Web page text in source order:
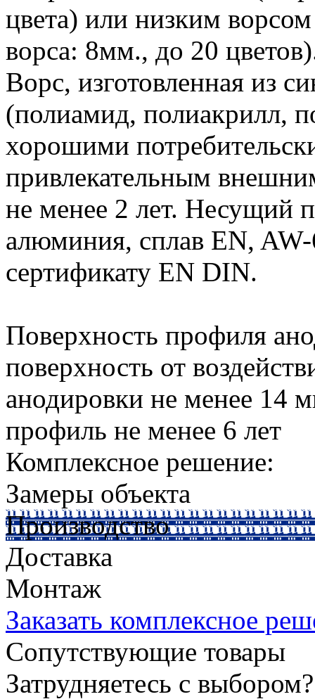
цвета) или низким
ворса: 8мм., до 20
Ворс, изготовленная из
(полиамид, полиакрилл,
хорошими
привлекательным
не менее 2 лет. Несущий
алюминия, сплав EN,
сертификату EN DIN.
Поверхность профиля
поверхность от
анодировки не менее 14
профиль не менее 6 лет
Комплексное решение:
Замеры объекта
Производство
Доставка
Монтаж
Заказать комплексное
Сопутствующие товары
Затрудняетесь с выбором?